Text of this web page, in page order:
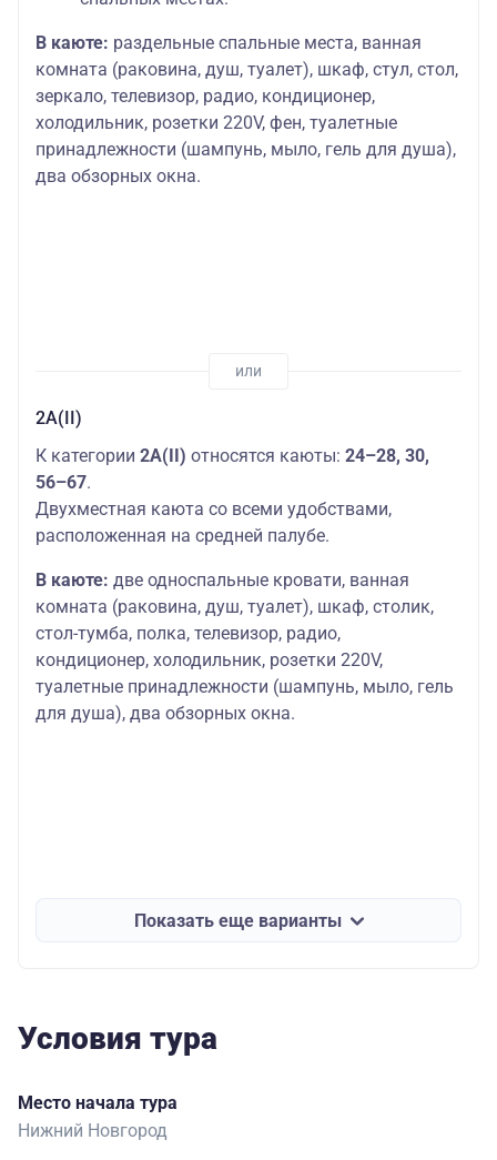
В каюте: раздельные спальные места, ванная
комната (раковина, душ, туалет), шкаф, стул, стол,
зеркало, телевизор, радио, кондиционер,
холодильник, розетки 220V, фен, туалетные
принадлежности (шампунь, мыло, гель для душа),
два обзорных окна.
2А(II)
К категории 2А(II) относятся каюты: 24–28, 30,
56–67.
Двухместная каюта со всеми удобствами,
расположенная на средней палубе.
В каюте: две односпальные кровати, ванная
комната (раковина, душ, туалет), шкаф, столик,
стол-тумба, полка, телевизор, радио,
кондиционер, холодильник, розетки 220V,
туалетные принадлежности (шампунь, мыло, гель
для душа), два обзорных окна.
Показать еще варианты
Условия тура
Место начала тура
Нижний Новгород